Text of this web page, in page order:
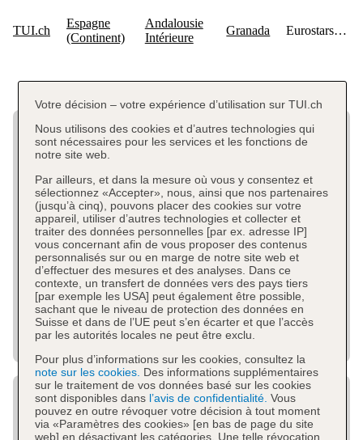
Votre décision – votre expérience d’utilisation sur TUI.ch
Nous utilisons des cookies et d’autres technologies qui
sont nécessaires pour les services et les fonctions de
notre site web.
Par ailleurs, et dans la mesure où vous y consentez et
sélectionnez «Accepter», nous, ainsi que nos partenaires
(jusqu’à cinq), pouvons placer des cookies sur votre
appareil, utiliser d’autres technologies et collecter et
traiter des données personnelles [par ex. adresse IP]
vous concernant afin de vous proposer des contenus
personnalisés sur ou en marge de notre site web et
d’effectuer des mesures et des analyses. Dans ce
contexte, un transfert de données vers des pays tiers
[par exemple les USA] peut également être possible,
sachant que le niveau de protection des données en
Suisse et dans de l’UE peut s’en écarter et que l’accès
par les autorités locales ne peut être exclu.
Pour plus d’informations sur les cookies, consultez la
note sur les cookies. Des informations supplémentaires
sur le traitement de vos données basé sur les cookies
sont disponibles dans l’avis de confidentialité. Vous
pouvez en outre révoquer votre décision à tout moment
via «Paramètres des cookies» [en bas de page du site
web] en désactivant les catégories. Une telle révocation